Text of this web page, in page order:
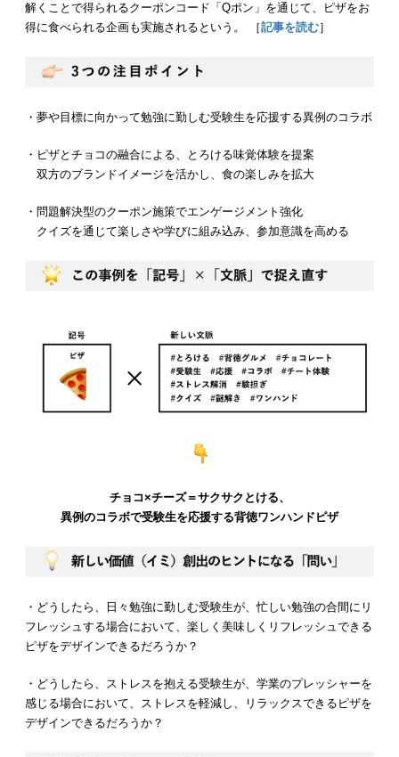
解くことで得られるクーポンコード「Qポン」を通じて、ピザをお
得に食べられる企画も実施されるという。 ［記事を読む］
・夢や目標に向かって勉強に勤しむ受験生を応援する異例のコラボ
・ピザとチョコの融合による、とろける味覚体験を提案
双方のブランドイメージを活かし、食の楽しみを拡大
・問題解決型のクーポン施策でエンゲージメント強化
クイズを通じて楽しさや学びに組み込み、参加意識を高める
チョコ×チーズ＝サクサクとける、
異例のコラボで受験生を応援する背徳ワンハンドピザ
・どうしたら、日々勉強に勤しむ受験生が、忙しい勉強の合間にリ
フレッシュする場合において、楽しく美味しくリフレッシュできる
ピザをデザインできるだろうか？
・どうしたら、ストレスを抱える受験生が、学業のプレッシャーを
感じる場合において、ストレスを軽減し、リラックスできるピザを
デザインできるだろうか？